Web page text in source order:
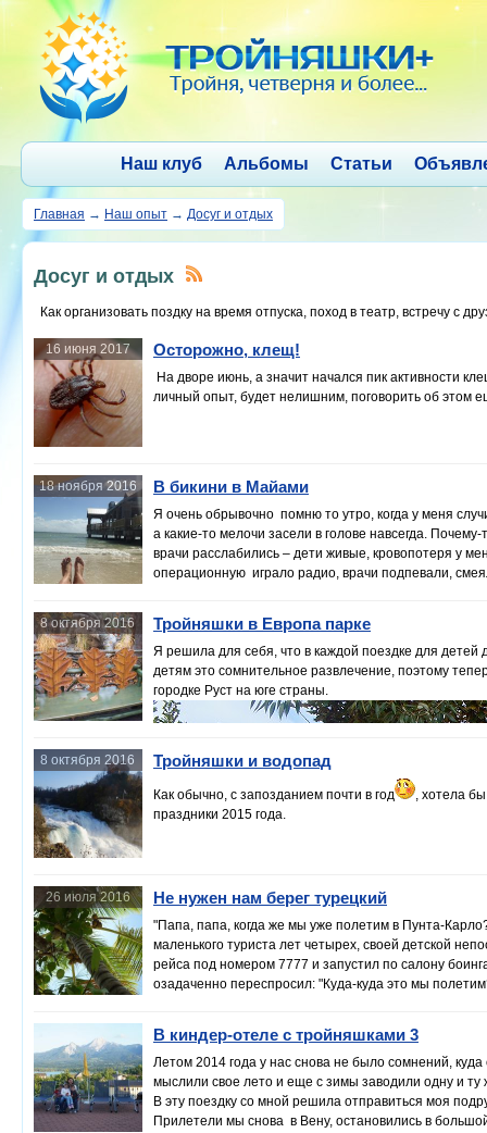
Наш клуб Альбомы Статьи
Главная → Наш опыт → Досуг и отдых
Досуг и отдых
Как организовать поздку на время отпуска, поход в театр, встречу с
16 июня 2017 Осторожно, клещ!
На дворе июнь, а значит начался пик активности
личный опыт, будет нелишним, поговорить об этом
18 ноября 2016 В бикини в Майами
Я очень обрывочно помню то утро, когда у меня
а какие-то мелочи засели в голове навсегда.
врачи расслабились – дети живые, кровопотеря у
операционную играло радио, врачи подпевали,
8 октября 2016
Тройняшки в Европа парке
Я решила для себя, что в каждой поездке для
детям это сомнительное развлечение, поэтому
городке Руст на юге страны.
8 октября 2016 Тройняшки и водопад
Как обычно, с запозданием почти в год
, хотела
праздники 2015 года.
26 июля 2016 Не нужен нам берег турецкий
"Папа, папа, когда же мы уже полетим в Пунта-
маленького туриста лет четырех, своей детской
рейса под номером 7777 и запустил по салону
озадаченно переспросил: "Куда-куда это мы
словно выдохнула: да, мы снова летим
В киндер-отеле с тройняшками 3
Летом 2014 года у нас снова не было сомнений,
мыслили свое лето и еще с зимы заводили одну и
В эту поездку со мной решила отправиться моя
Прилетели мы снова в Вену, остановились в